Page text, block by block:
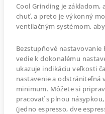
Cool Grinding je základom,
chuť, a preto je výkonný
ventilačným systémom,
Bezstupňové
vedie k dokonalému
ukazuje indikáciu veľkosti
nastavenie a odstrániteľná
minimum. Môžete si
pracovať s plnou
(jedno espresso, dve